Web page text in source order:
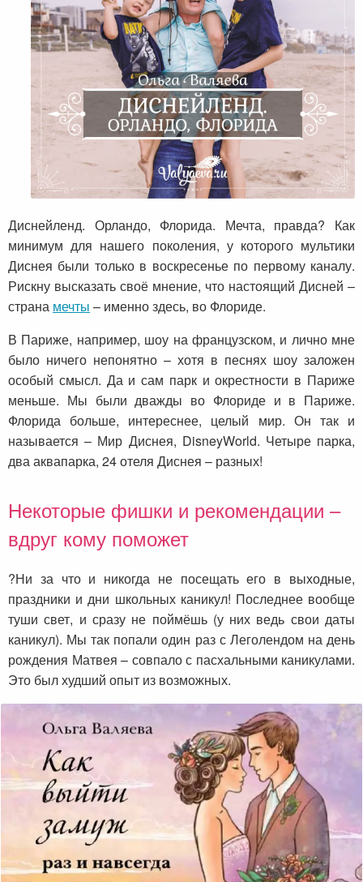
Диснейленд. Орландо, Флорида. Мечта, правда? Как
минимум для нашего поколения, у которого мультики
Диснея были только в воскресенье по первому каналу.
Рискну высказать своё мнение, что настоящий Дисней –
страна мечты – именно здесь, во Флориде.
В Париже, например, шоу на французском, и лично мне
было ничего непонятно – хотя в песнях шоу заложен
особый смысл. Да и сам парк и окрестности в Париже
меньше. Мы были дважды во Флориде и в Париже.
Флорида больше, интереснее, целый мир. Он так и
называется – Мир Диснея, DisneyWorld. Четыре парка,
два аквапарка, 24 отеля Диснея – разных!
Некоторые фишки и рекомендации –
вдруг кому поможет
?Ни за что и никогда не посещать его в выходные,
праздники и дни школьных каникул! Последнее вообще
туши свет, и сразу не поймёшь (у них ведь свои даты
каникул). Мы так попали один раз с Леголендом на день
рождения Матвея – совпало с пасхальными каникулами.
Это был худший опыт из возможных.